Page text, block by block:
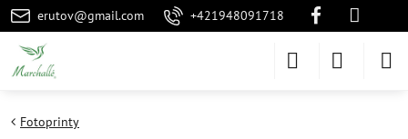
erutov@gmail.com +421948091718
Fotoprinty